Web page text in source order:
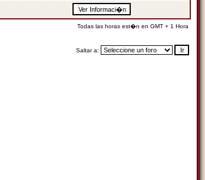
Todas las horas est�n en GMT + 1 Hora
Saltar a: